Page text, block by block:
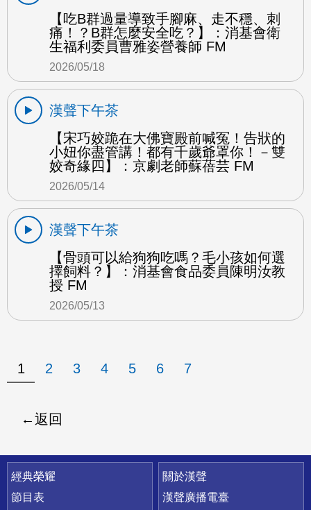
【吃B群過量導致手腳麻、走不穩、刺
痛！？B群怎麼安全吃？】：消基會衛
生福利委員曹雅姿營養師 FM
2026/05/18
漢聲下午茶
【宋巧姣跪在大佛寶殿前喊冤！告狀的
小妞你盡管講！都有千歲爺罩你！－雙
姣奇緣四】：京劇老師蘇蓓芸 FM
2026/05/14
漢聲下午茶
【骨頭可以給狗狗吃嗎？毛小孩如何選
擇飼料？】：消基會食品委員陳明汝教
授 FM
2026/05/13
1 2 3 4 5 6 7
返回
快速連結
經典榮耀
節目表
關於漢聲
漢聲廣播電臺